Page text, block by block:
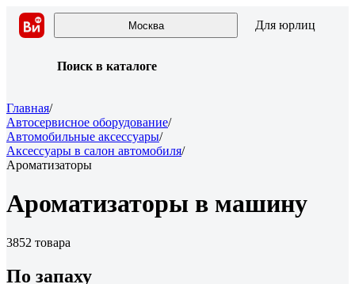
Москва Для юрлиц
Поиск в каталоге
Главная/
Автосервисное оборудование/
Автомобильные аксессуары/
Аксессуары в салон автомобиля/
Ароматизаторы
Ароматизаторы в машину
3852 товара
По запаху